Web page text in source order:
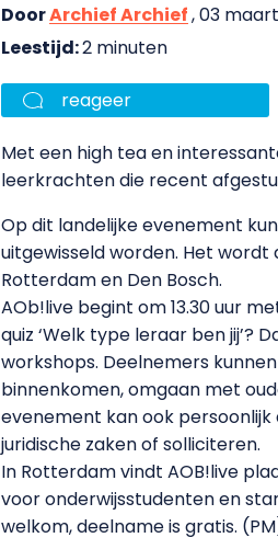
DoorArchief Archief, 03
Leestijd:2 minuten
reageer
Met een high tea en
leerkrachten die recent
Op dit landelijke evenement
uitgewisseld worden. Het
Rotterdam en Den Bosch.
AOb!live begint om 13.30 uur
quiz ‘Welk type leraar ben jij’?
workshops. Deelnemers
binnenkomen, omgaan met
evenement kan ook
juridische zaken of solliciteren.
In Rotterdam vindt AOB!live
voor onderwijsstudenten en
welkom, deelname is gratis.